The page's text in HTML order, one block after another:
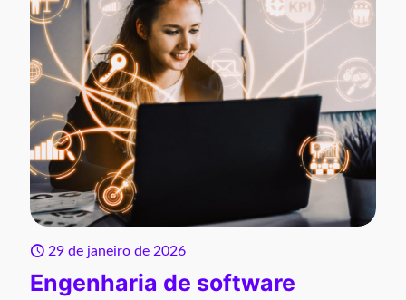
29 de janeiro de 2026
Engenharia de software